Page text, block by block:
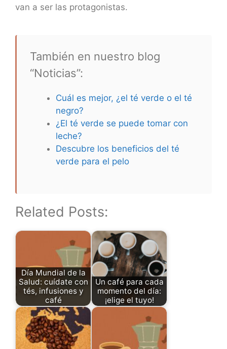
van a ser las protagonistas.
También en nuestro blog
“Noticias”:
Cuál es mejor, ¿el té verde o el té
negro?
¿El té verde se puede tomar con
leche?
Descubre los beneficios del té
verde para el pelo
Related Posts:
Día Mundial de la
Salud: cuídate con
tés, infusiones y
café
Un café para cada
momento del día:
¡elige el tuyo!